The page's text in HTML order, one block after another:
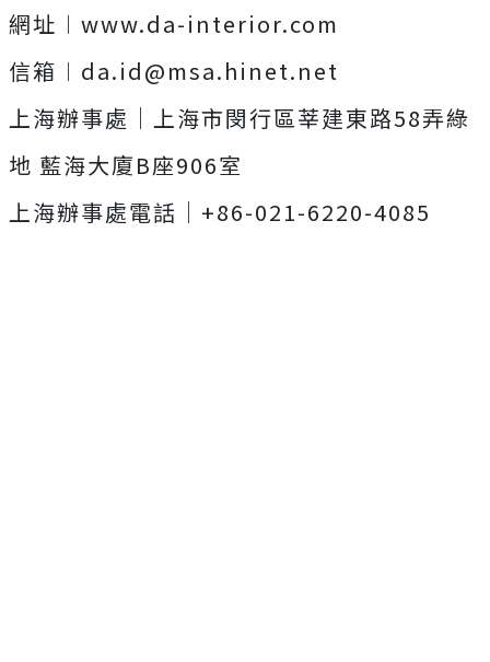
網址︱www.da-interior.com
信箱︱ da.id@msa.hinet.net
上海辦事處｜上海市閔行區莘建東路58弄綠
地 藍海大廈B座906室
上海辦事處電話｜+86-021-6220-4085